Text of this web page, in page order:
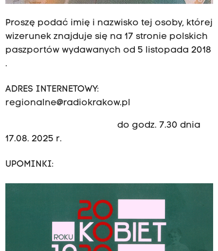
Proszę podać imię i nazwisko tej osoby, której
wizerunek znajduje się na 17 stronie polskich
paszportów wydawanych od 5 listopada 2018
.
ADRES INTERNETOWY:
regionalne@radiokrakow.pl
do godz. 7.30 dnia
17.08. 2025 r.
UPOMINKI: